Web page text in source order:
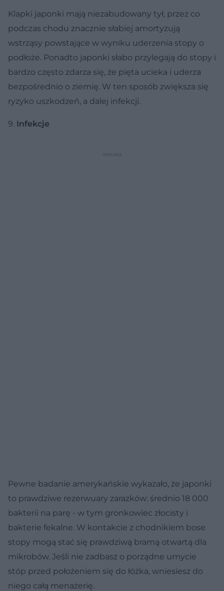
Klapki japonki mają niezabudowany tył, przez co
podczas chodu znacznie słabiej amortyzują
wstrząsy powstające w wyniku uderzenia stopy o
podłoże. Ponadto japonki słabo przylegają do stopy i
bardzo często zdarza się, że pięta ucieka i uderza
bezpośrednio o ziemię. W ten sposób zwiększa się
ryzyko uszkodzeń, a dalej infekcji.
9. Infekcje
Pewne badanie amerykańskie wykazało, że japonki
to prawdziwe rezerwuary zarazków: średnio 18 000
bakterii na parę - w tym gronkowiec złocisty i
bakterie fekalne. W kontakcie z chodnikiem bose
stopy mogą stać się prawdziwą bramą otwartą dla
mikrobów. Jeśli nie zadbasz o porządne umycie
stóp przed położeniem się do łóżka, wniesiesz do
niego całą menażerię.